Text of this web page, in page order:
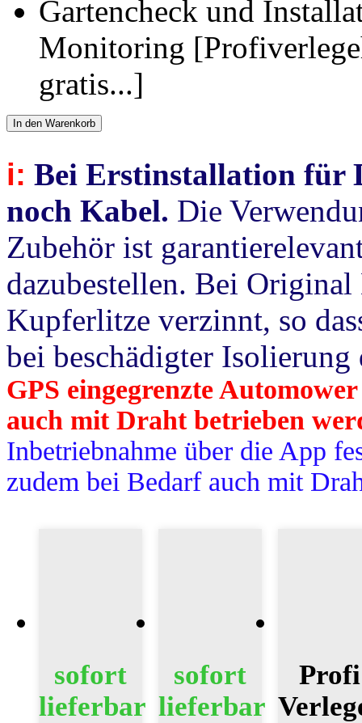
Gartencheck und
Monitoring
gratis...]
In den Warenkorb
i: Bei Erstinstallation für
noch Kabel. Die
Zubehör ist
dazubestellen. Bei
Kupferlitze verzinnt, so
bei beschädigter
GPS eingegrenzte
auch mit Draht betrieben
Inbetriebnahme über die App
zudem bei Bedarf auch mit
sofort
lieferbar
sofort
lieferbar
Profi